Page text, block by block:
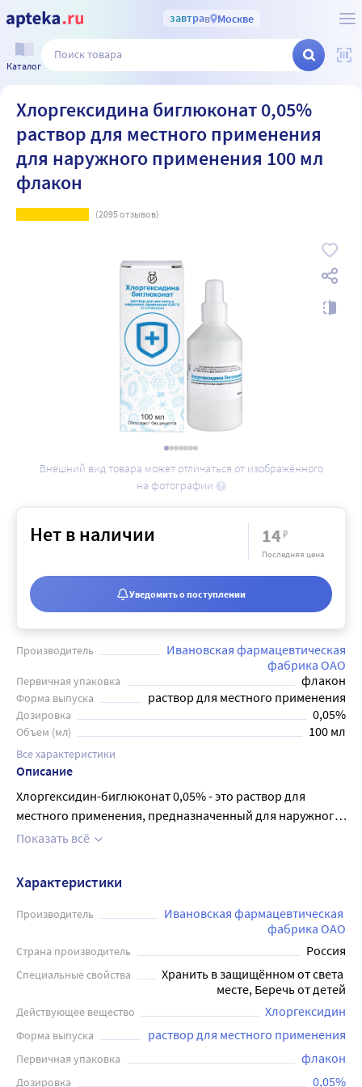
завтрав Москве
Каталог
Хлоргексидина биглюконат 0,05%
раствор для местного применения
для наружного применения 100 мл
флакон
(2095отзывов)
Внешний вид товара может отличаться от изображённого
на фотографии
Производитель
Ивановская фармацевтическая
фабрика ОАО
Первичная упаковка флакон
Форма выпуска раствор для местного применения
Дозировка 0,05%
Объем (мл) 100 мл
Все характеристики
Описание
Xлоргексидин-биглюконат 0,05% - это раствор для
местного применения, предназначенный для наружного
использования. Он выпускается в флаконах объемом 100
которое обладает антимикробными свойствами и
способствует борьбе с различными инфекциями на коже
и слизистых оболочках. Раствор можно использовать
при множестве кожных проблем, таких как воспаления,
раны, ожоги и др. Он легко наносится и быстро
впитывается, что делает его удобным для применения на
любых участках тела. Xлоргексидин-биглюконат - это
эффективный способ защиты кожи и слизистых от
бактериальных и грибковых инфекций.
Показать всё
Нет в наличии 14₽
Последняя цена
Уведомить о поступлении
Характеристики
Производитель
Ивановская фармацевтическая
фабрика ОАО
Страна производитель Россия
Специальные свойства
Хранить в защищённом от света
месте, Беречь от детей
Действующее вещество Хлоргексидин
Форма выпуска раствор для местного применения
Первичная упаковка флакон
Дозировка 0,05%